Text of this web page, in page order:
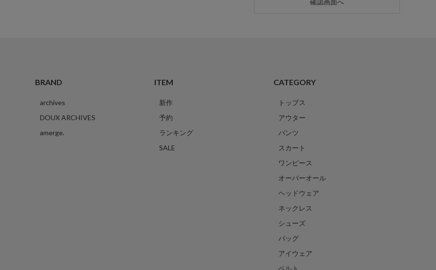
BRAND
archives
DOUX ARCHIVES
amerge.
ITEM
新作
予約
ランキング
SALE
CATEGORY
トップス
アウター
パンツ
スカート
ワンピース
オーバーオール
ヘッドウェア
ネックレス
シューズ
バッグ
アイウェア
ベルト